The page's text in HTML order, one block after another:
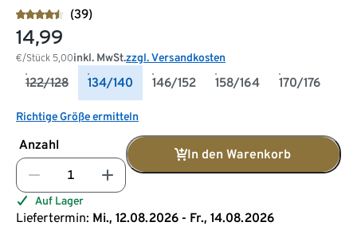
(39)
14,99
€/Stück 5,00inkl. MwSt.zzgl. Versandkosten
122/128 134/140 146/152 158/164 170/176
Richtige Größe ermitteln
Anzahl
In den Warenkorb
Auf Lager
Liefertermin: Mi., 12.08.2026 - Fr., 14.08.2026